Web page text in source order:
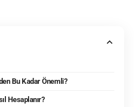
Bu Kadar Önemli?
Hesaplanır?